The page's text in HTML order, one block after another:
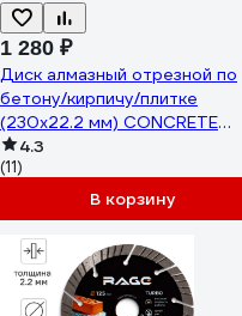
1 280 ₽
Диск алмазный отрезной по
бетону/кирпичу/плитке
(230х22.2 мм) CONCRETE
Professional Stayer 3660-
230_z02
4.3
(11)
В корзину